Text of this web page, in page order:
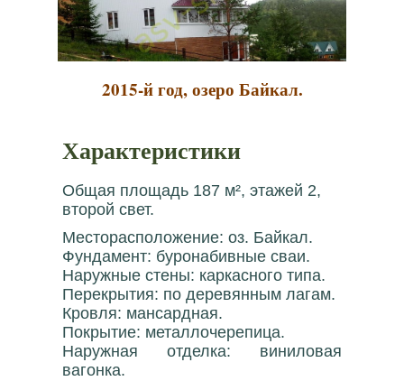
2015-й год, озеро Байкал.
Характеристики
Общая площадь 187 м², этажей 2,
второй свет.
Месторасположение: оз. Байкал.
Фундамент: буронабивные сваи.
Наружные стены: каркасного типа.
Перекрытия: по деревянным лагам.
Кровля: мансардная.
Покрытие: металлочерепица.
Наружная отделка: виниловая
вагонка.